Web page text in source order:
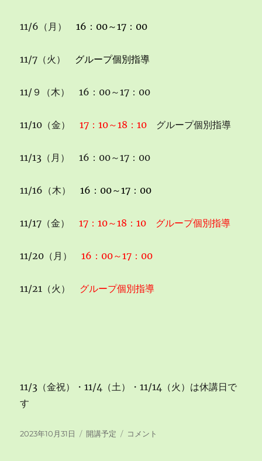
11/6（月） 16：00～17：00
11/7（火） グループ個別指導
11/９（木） 16：00～17：00
11/10（金）17：10～18：10 グループ個別指導
11/13（月） 16：00～17：00
11/16（木）16：00～17：00
11/17（金）17：10～18：10 グループ個別指導
11/20（月）16：00～17：00
11/21（火） グループ個別指導
11/3（金祝）・11/4（土）・11/14（火）は休講日で
す
投
2023年10月31日
カ
開講予定
空
コメント